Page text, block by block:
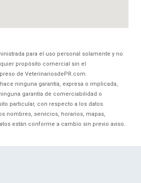
para el uso personal solamente y no
propósito comercial sin el
de VeterinariosdePR.com.
ninguna garantía, expresa o implicada,
garantía de comerciabilidad o
particular, con respecto a los datos
nombres, servicios, horarios, mapas,
están conforme a cambio sin previo aviso.